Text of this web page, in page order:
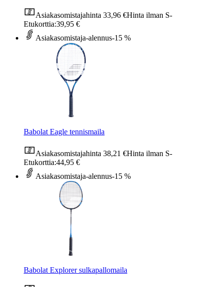
Asiakasomistajahinta 33,96 €Hinta ilman S-
Etukorttia:39,95 €
Asiakasomistaja-alennus-15 %
Babolat Eagle tennismaila
Asiakasomistajahinta 38,21 €Hinta ilman S-
Etukorttia:44,95 €
Asiakasomistaja-alennus-15 %
Babolat Explorer sulkapallomaila